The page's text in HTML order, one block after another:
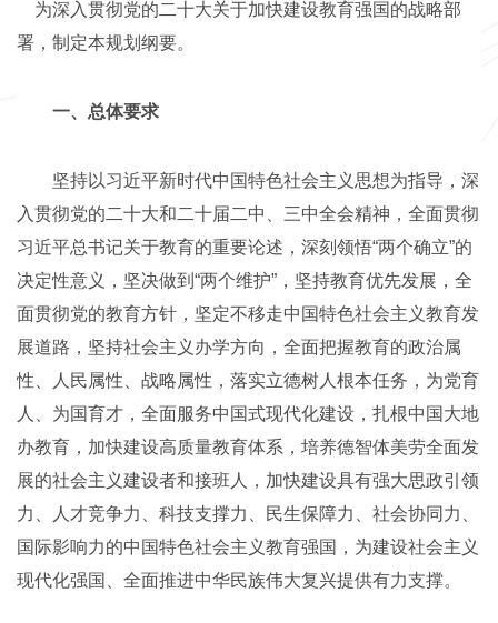
为深入贯彻党的二十大关于加快建设教育强国的战略部
署，制定本规划纲要。
一、总体要求
坚持以习近平新时代中国特色社会主义思想为指导，深
入贯彻党的二十大和二十届二中、三中全会精神，全面贯彻
习近平总书记关于教育的重要论述，深刻领悟“两个确立”的
决定性意义，坚决做到“两个维护”，坚持教育优先发展，全
面贯彻党的教育方针，坚定不移走中国特色社会主义教育发
展道路，坚持社会主义办学方向，全面把握教育的政治属
性、人民属性、战略属性，落实立德树人根本任务，为党育
人、为国育才，全面服务中国式现代化建设，扎根中国大地
办教育，加快建设高质量教育体系，培养德智体美劳全面发
展的社会主义建设者和接班人，加快建设具有强大思政引领
力、人才竞争力、科技支撑力、民生保障力、社会协同力、
国际影响力的中国特色社会主义教育强国，为建设社会主义
现代化强国、全面推进中华民族伟大复兴提供有力支撑。